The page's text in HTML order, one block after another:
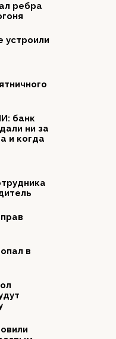
ребра
устроили
банк
ни за
и когда
в